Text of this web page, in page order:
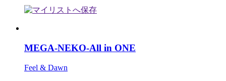
MEGA-NEKO-All in ONE
Feel & Dawn